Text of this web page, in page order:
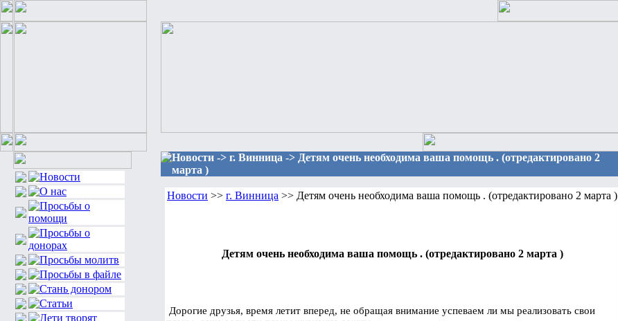
Новости -> г. Винница -> Детям очень необходима ваша помощь . (отредактировано 2
марта )
Новости >> г. Винница >> Детям очень необходима ваша помощь . (отредактировано 2 марта )
Детям очень необходима ваша помощь . (отредактировано 2 марта )
Дорогие друзья, время летит вперед, не обращая внимание успеваем ли мы реализовать свои